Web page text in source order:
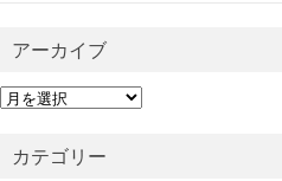
アーカイブ
ア
イカテゴリー